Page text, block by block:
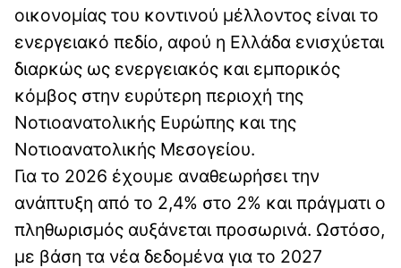
οικονομίας του κοντινού μέλλοντος είναι το
ενεργειακό πεδίο, αφού η Ελλάδα ενισχύεται
διαρκώς ως ενεργειακός και εμπορικός
κόμβος στην ευρύτερη περιοχή της
Νοτιοανατολικής Ευρώπης και της
Νοτιοανατολικής Μεσογείου.
Για το 2026 έχουμε αναθεωρήσει την
ανάπτυξη από το 2,4% στο 2% και πράγματι ο
πληθωρισμός αυξάνεται προσωρινά. Ωστόσο,
με βάση τα νέα δεδομένα για το 2027